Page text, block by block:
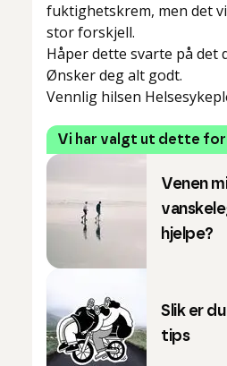
fuktighetskrem, men det
stor forskjell.
Håper dette svarte på det
Ønsker deg alt godt.
Vennlig hilsen
Vi har valgt ut dette
Venen
hjelpe?
Slik er
tips